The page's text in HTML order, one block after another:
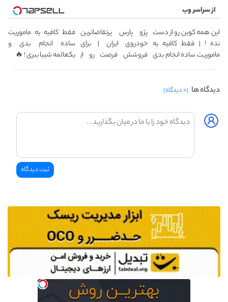
از سراسر وب
این همه کوین رو از دست
نده ! | فقط کافیه یه
ماموریت ساده انجام بدی
🔥
پژو پارس پرتقاضاترین
خودروی ایران | برای
فروشش فرصت رو از
دست نده!
فقط کافیه یه ماموریت
ساده انجام بدی و
یکعالمه شیبا ببری ! 🔥
دیدگاه ها (۰ دیدگاه)